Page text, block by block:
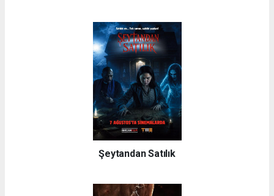
Şeytandan Satılık